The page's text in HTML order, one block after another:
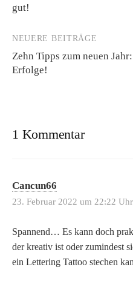
gut!
NEUERE BEITRÄGE
Zehn Tipps zum neuen
Erfolge!
1 Kommentar
Cancun66
23. Februar 2022 um 22:22 Uhr
Spannend… Es kann doch
der kreativ ist oder zumindest
ein Lettering Tattoo stechen